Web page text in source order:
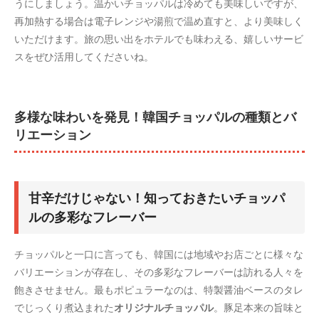
うにしましょう。温かいチョッパルは冷めても美味しいですが、
再加熱する場合は電子レンジや湯煎で温め直すと、より美味しく
いただけます。旅の思い出をホテルでも味わえる、嬉しいサービ
スをぜひ活用してくださいね。
多様な味わいを発見！韓国チョッパルの種類とバ
リエーション
甘辛だけじゃない！知っておきたいチョッパ
ルの多彩なフレーバー
チョッパルと一口に言っても、韓国には地域やお店ごとに様々な
バリエーションが存在し、その多彩なフレーバーは訪れる人々を
飽きさせません。最もポピュラーなのは、特製醤油ベースのタレ
でじっくり煮込まれたオリジナルチョッパル。豚足本来の旨味と